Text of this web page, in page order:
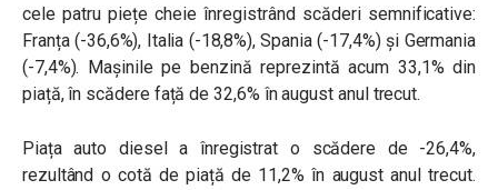
cele patru piețe cheie înregistrând scăderi semnificative:
Franța (-36,6%), Italia (-18,8%), Spania (-17,4%) și Germania
(-7,4%). Mașinile pe benzină reprezintă acum 33,1% din
piață, în scădere față de 32,6% în august anul trecut.
Piața auto diesel a înregistrat o scădere de -26,4%,
rezultând o cotă de piață de 11,2% în august anul trecut.